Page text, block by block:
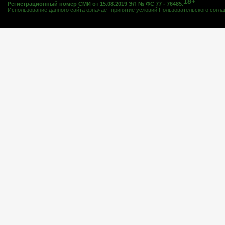
Регистрационный номер СМИ от 15.08.2019 ЭЛ № ФС 77 - 76485.
Использование данного сайта означает принятие условий Пользовательского